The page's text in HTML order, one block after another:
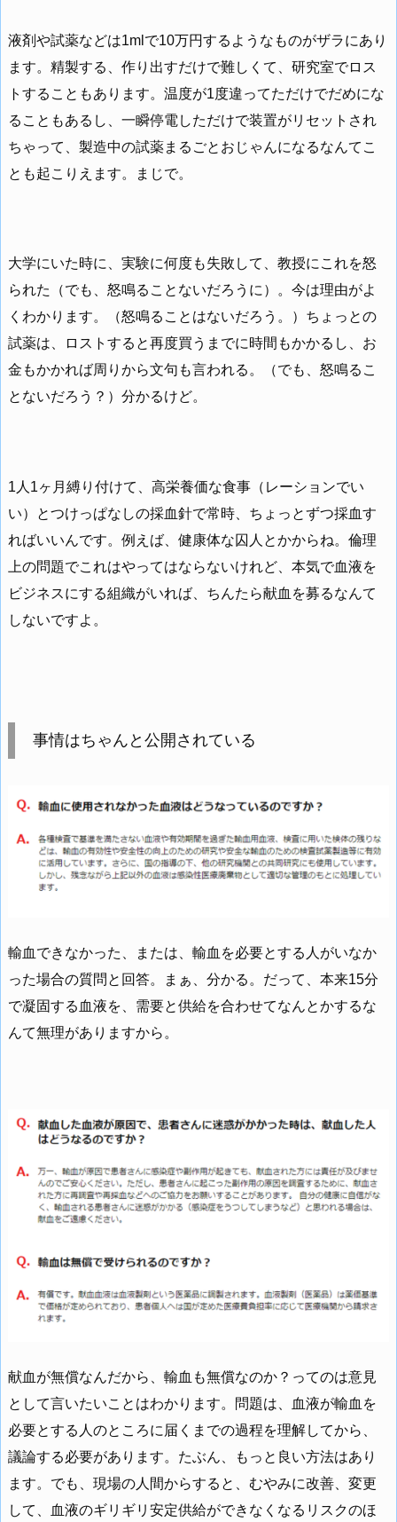
液剤や試薬などは1mlで10万円するようなものがザラにあり
ます。精製する、作り出すだけで難しくて、研究室でロス
トすることもあります。温度が1度違ってただけでだめにな
ることもあるし、一瞬停電しただけで装置がリセットされ
ちゃって、製造中の試薬まるごとおじゃんになるなんてこ
とも起こりえます。まじで。
大学にいた時に、実験に何度も失敗して、教授にこれを怒
られた（でも、怒鳴ることないだろうに）。今は理由がよ
くわかります。（怒鳴ることはないだろう。）ちょっとの
試薬は、ロストすると再度買うまでに時間もかかるし、お
金もかかれば周りから文句も言われる。（でも、怒鳴るこ
とないだろう？）分かるけど。
1人1ヶ月縛り付けて、高栄養価な食事（レーションでい
い）とつけっぱなしの採血針で常時、ちょっとずつ採血す
ればいいんです。例えば、健康体な囚人とかからね。倫理
上の問題でこれはやってはならないけれど、本気で血液を
ビジネスにする組織がいれば、ちんたら献血を募るなんて
しないですよ。
事情はちゃんと公開されている
輸血できなかった、または、輸血を必要とする人がいなか
った場合の質問と回答。まぁ、分かる。だって、本来15分
で凝固する血液を、需要と供給を合わせてなんとかするな
んて無理がありますから。
献血が無償なんだから、輸血も無償なのか？ってのは意見
として言いたいことはわかります。問題は、血液が輸血を
必要とする人のところに届くまでの過程を理解してから、
議論する必要があります。たぶん、もっと良い方法はあり
ます。でも、現場の人間からすると、むやみに改善、変更
して、血液のギリギリ安定供給ができなくなるリスクのほ